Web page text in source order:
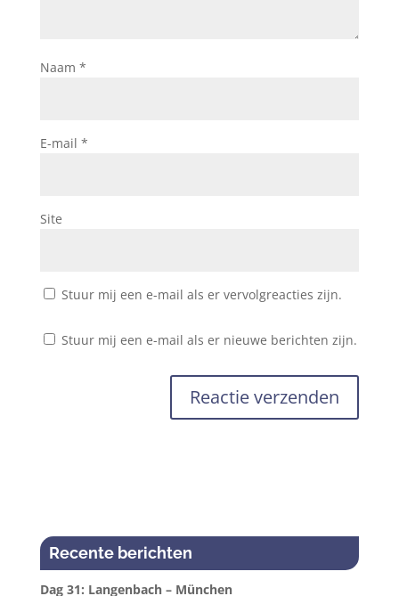
Naam *
E-mail *
Site
Stuur mij een e-mail als er vervolgreacties zijn.
Stuur mij een e-mail als er nieuwe berichten zijn.
Recente berichten
Dag 31: Langenbach – München